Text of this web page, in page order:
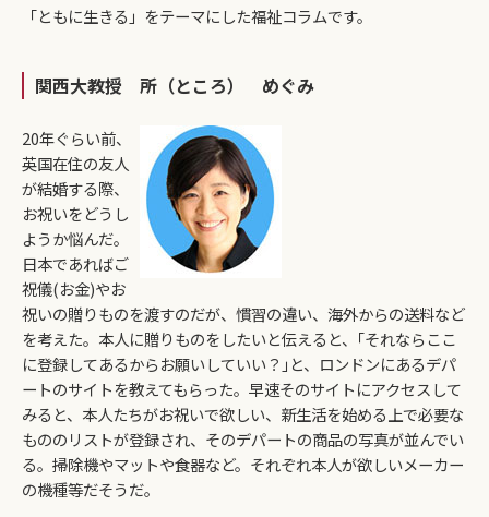
「ともに生きる」をテーマにした福祉コラムです。
関西大教授 所（ところ） めぐみ
20年ぐらい前、
英国在住の友人
が結婚する際、
お祝いをどうし
ようか悩んだ。
日本であればご
祝儀(お金)やお
祝いの贈りものを渡すのだが、慣習の違い、海外からの送料など
を考えた。本人に贈りものをしたいと伝えると、｢それならここ
に登録してあるからお願いしていい？｣と、ロンドンにあるデパ
ートのサイトを教えてもらった。早速そのサイトにアクセスして
みると、本人たちがお祝いで欲しい、新生活を始める上で必要な
もののリストが登録され、そのデパートの商品の写真が並んでい
る。掃除機やマットや食器など。それぞれ本人が欲しいメーカー
の機種等だそうだ。